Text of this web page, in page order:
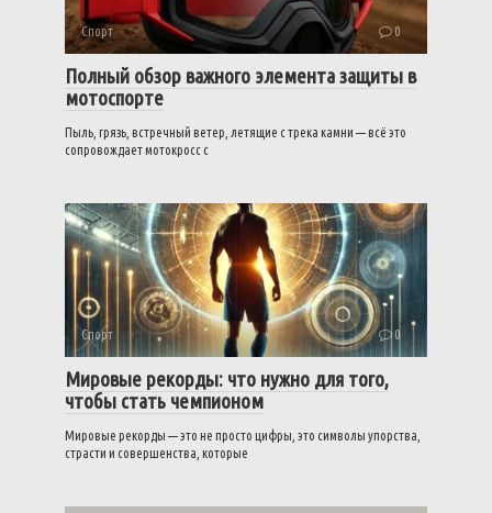
Спорт 0
Полный обзор важного элемента защиты в
мотоспорте
Пыль, грязь, встречный ветер, летящие с трека камни — всё это
сопровождает мотокросс с
Спорт 0
Мировые рекорды: что нужно для того,
чтобы стать чемпионом
Мировые рекорды — это не просто цифры, это символы упорства,
страсти и совершенства, которые